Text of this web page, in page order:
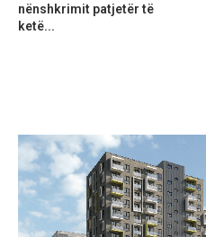
nënshkrimit patjetër të
ketë...